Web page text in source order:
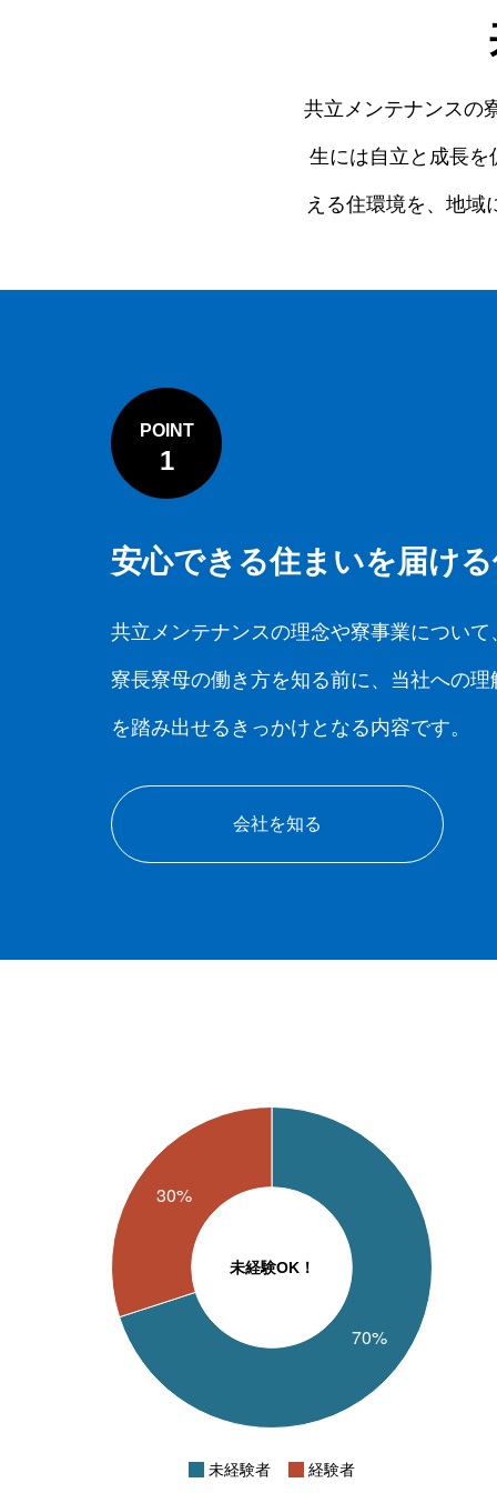
共立メンテナンスの
生には自立と成長を
える住環境を、地域
POINT
1
安心できる住まいを届け
共立メンテナンスの理念や寮事業につい
寮長寮母の働き方を知る前に、当社への
を踏み出せるきっかけとなる内容です。
会社を知る
未経験OK！
未経験者 経験者